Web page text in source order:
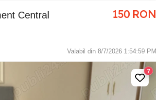
150 RON
Valabil din 8/7/2026 1:54:59 PM
7